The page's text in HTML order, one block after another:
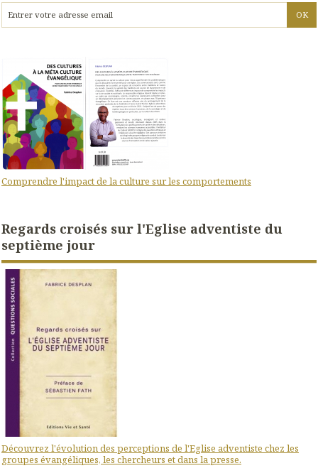
Comprendre l'impact de la culture sur les comportements
Regards croisés sur l'Eglise adventiste du
septième jour
Découvrez l'évolution des perceptions de l'Eglise adventiste chez les
groupes évangéliques, les chercheurs et dans la presse.